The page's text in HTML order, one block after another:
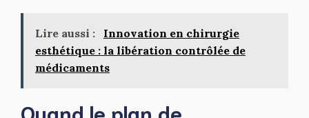
Lire aussi :
Innovation en chirurgie
esthétique : la libération contrôlée de
médicaments
Quand le plan de